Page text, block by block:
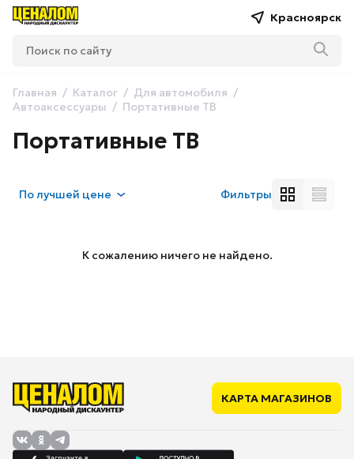
Красноярск
Главная Каталог
Для автомобиля
Автоаксессуары
Портативные ТВ
Портативные ТВ
Получшей цене Фильтры
К сожалению ничего не найдено.
КАРТА МАГАЗИНОВ